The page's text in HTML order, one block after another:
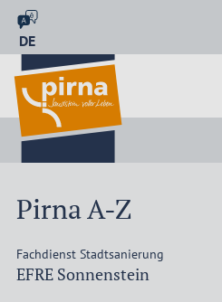
DE
Pirna A-Z
Fachdienst Stadtsanierung
EFRE Sonnenstein